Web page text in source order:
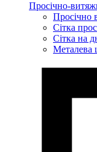
Просічно-
Просічно
Сітка
Сітка на
Металева